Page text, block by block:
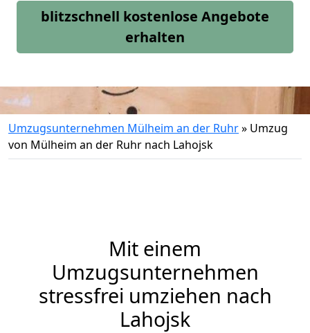
blitzschnell kostenlose Angebote
erhalten
Umzugsunternehmen Mülheim an der Ruhr» Umzug
von Mülheim an der Ruhr nach Lahojsk
Mit einem
Umzugsunternehmen
stressfrei umziehen nach
Lahojsk